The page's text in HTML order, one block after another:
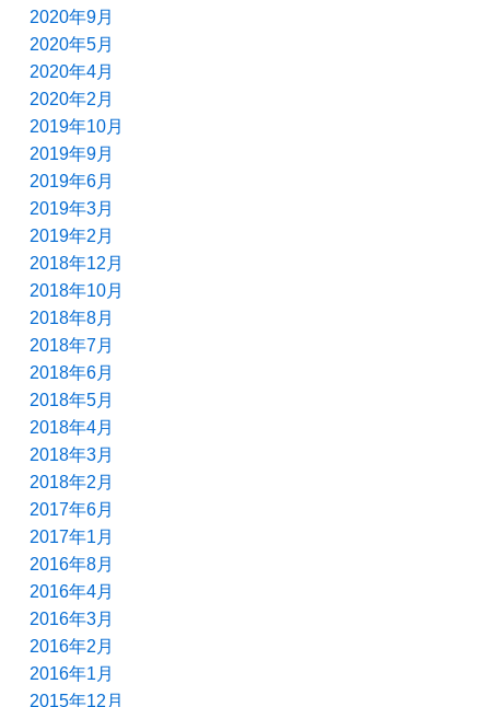
2020年9月
2020年5月
2020年4月
2020年2月
2019年10月
2019年9月
2019年6月
2019年3月
2019年2月
2018年12月
2018年10月
2018年8月
2018年7月
2018年6月
2018年5月
2018年4月
2018年3月
2018年2月
2017年6月
2017年1月
2016年8月
2016年4月
2016年3月
2016年2月
2016年1月
2015年12月